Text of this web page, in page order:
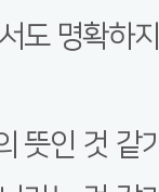
도 명확하
뜻인 것 같